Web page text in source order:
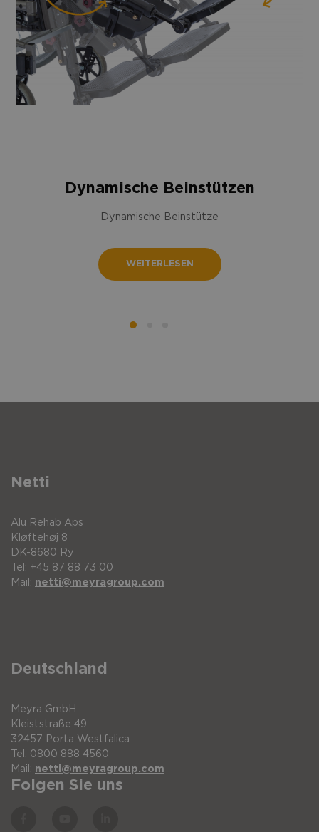
Dynamische Beinstützen
Dynamische Beinstütze
WEITERLESEN
Netti
Alu Rehab Aps
Kløftehøj 8
DK-8680 Ry
Tel: +45 87 88 73 00
Mail: netti@meyragroup.com
Deutschland
Meyra GmbH
Kleiststraße 49
32457 Porta Westfalica
Tel: 0800 888 4560
Mail: netti@meyragroup.com
Folgen Sie uns